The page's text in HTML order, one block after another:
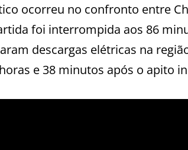
ocorreu no confronto entre
foi interrompida aos 86
descargas elétricas na
e 38 minutos após o apito